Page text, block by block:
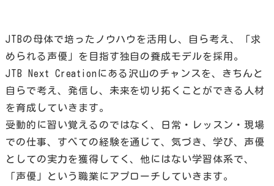
JTBの母体で培ったノウハウを活用し、自ら考え、「求
められる声優」を目指す独自の養成モデルを採用。
JTB Next Creationにある沢山のチャンスを、きちんと
自らで考え、発信し、未来を切り拓くことができる人材
を育成していきます。
受動的に習い覚えるのではなく、日常・レッスン・現場
での仕事、すべての経験を通じて、気づき、学び、声優
としての実力を獲得してく、他にはない学習体系で、
「声優」という職業にアプローチしていきます。